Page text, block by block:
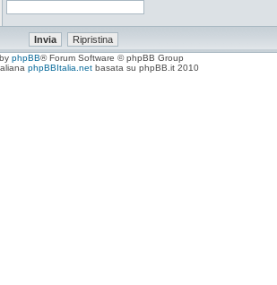
phpBB® Forum Software © phpBB Group
phpBBItalia.netbasata su phpBB.it 2010